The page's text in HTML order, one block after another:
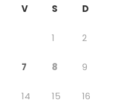
V S D
1 2
7 8 9
14 15 16